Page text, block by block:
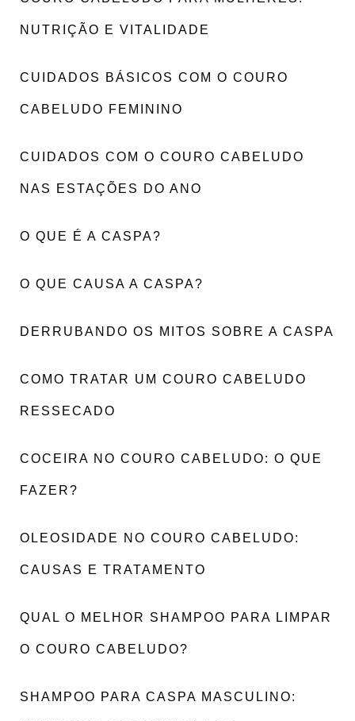
NUTRIÇÃO E VITALIDADE
CUIDADOS BÁSICOS COM O COURO
CABELUDO FEMININO
CUIDADOS COM O COURO CABELUDO
NAS ESTAÇÕES DO ANO
O QUE É A CASPA?
O QUE CAUSA A CASPA?
DERRUBANDO OS MITOS SOBRE A CASPA
COMO TRATAR UM COURO CABELUDO
RESSECADO
COCEIRA NO COURO CABELUDO: O QUE
FAZER?
OLEOSIDADE NO COURO CABELUDO:
CAUSAS E TRATAMENTO
QUAL O MELHOR SHAMPOO PARA LIMPAR
O COURO CABELUDO?
SHAMPOO PARA CASPA MASCULINO: